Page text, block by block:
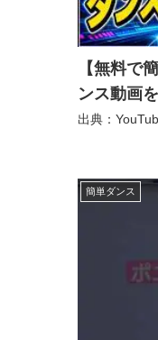
【無料で
ンス動画
出典：
簡単ダンス